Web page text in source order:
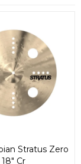
Stratus Zero
18" Cr